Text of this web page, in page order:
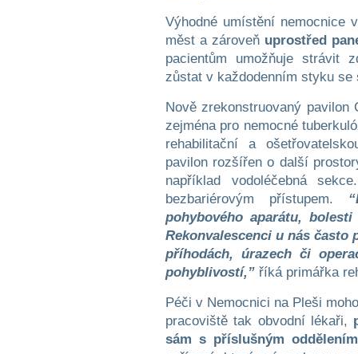
Výhodné umístění nemocnice
měst a zároveň uprostřed
pacientům umožňuje strávit
zůstat v každodenním styku
Nově zrekonstruovaný
zejména pro nemocné
rehabilitační a
pavilon rozšířen o další
například vodoléčebná
bezbariérovým přístupem.
pohybového aparátu,
Rekonvalescenci u nás
příhodách, úrazech či
pohyblivostí,” říká primářka
Péči v Nemocnici na Pleši
pracoviště tak obvodní lékaři,
sám s příslušným oddělením